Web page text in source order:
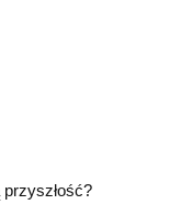
studenckiej WMFiI